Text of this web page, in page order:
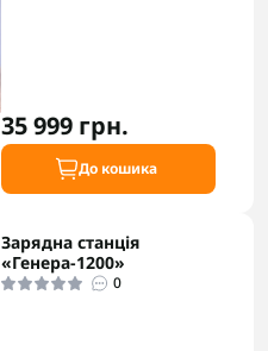
35 999 грн.
До кошика
Зарядна станція
«Генера-1200»
0